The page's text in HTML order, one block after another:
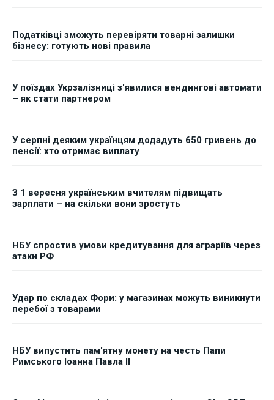
Податківці зможуть перевіряти товарні залишки
бізнесу: готують нові правила
У поїздах Укрзалізниці з'явилися вендингові автомати
– як стати партнером
У серпні деяким українцям додадуть 650 гривень до
пенсії: хто отримає виплату
З 1 вересня українським вчителям підвищать
зарплати – на скільки вони зростуть
НБУ спростив умови кредитування для аграріїв через
атаки РФ
Удар по складах Фори: у магазинах можуть виникнути
перебої з товарами
НБУ випустить пам'ятну монету на честь Папи
Римського Іоанна Павла II